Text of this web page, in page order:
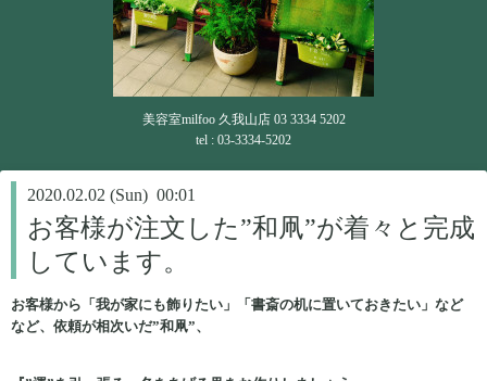
美容室milfoo 久我山店 03 3334 5202
tel : 03-3334-5202
2020.02.02 (Sun) 00:01
お客様が注文した”和凧”が着々と完成
しています。
お客様から「我が家にも飾りたい」「書斎の机に置いておきたい」など
など、依頼が相次いだ”和凧”、